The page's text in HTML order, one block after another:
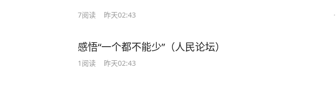
7阅读 昨天02:43
感悟“一个都不能少”（人民论坛）
1 阅读 昨天02:43